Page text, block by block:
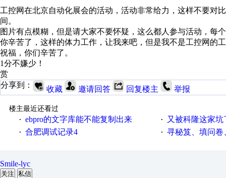
工控网在北京自动化展会的活动，活动非常给力，这样不要对
间。
图片有点模糊，但是请大家不要怀疑，这么都人参与活动，每
你辛苦了，这样的体力工作，让我来吧，但是我不是工控网的
祝福，你们辛苦了。
1分不嫌少！
赏
分享到：
收藏 邀请回答 回复楼主 举报
楼主最近还看过
· ebpro的文字库能不能复制出来 · 又被科隆这家坑
· 合肥调试记录4 · 寻秘笈、填问卷
Smile-lyc
关注 私信